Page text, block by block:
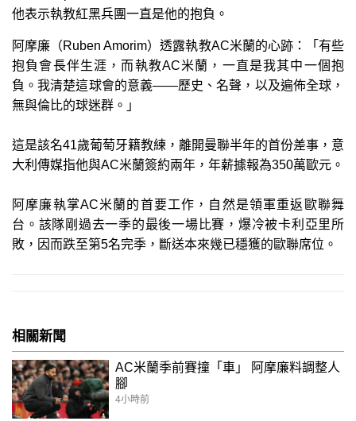
他表示執教紅黑兵團一直是他的抱負。
阿摩廉（Ruben Amorim）透露執教AC米蘭的心跡：「有些
抱負會長伴生涯，而執教AC米蘭，一直是我其中一個抱
負。我清楚這球會的意義——歷史、名聲，以及遍佈全球，
無與倫比的球迷群。」
這是該名41歲葡萄牙籍教練，離開曼聯半年的首份差事，意
大利傳媒指他與AC米蘭簽約兩年，年薪據報為350萬歐元。
阿摩廉執掌AC米蘭的首要工作，自然是領軍重返歐聯舞
台。該隊剛過去一季的最後一場比賽，爆冷被卡利亞里所
敗，因而跌至第5名完季，斷送本來幾已穩獲的歐聯席位。
相關新聞
AC米蘭季前賽撞「車」 阿摩廉料調整人
腳
4小時前